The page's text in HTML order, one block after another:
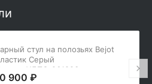
стул на полозьях Bejot
Серый
261223
900 ₽